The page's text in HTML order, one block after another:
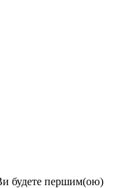
будете першим(ою)